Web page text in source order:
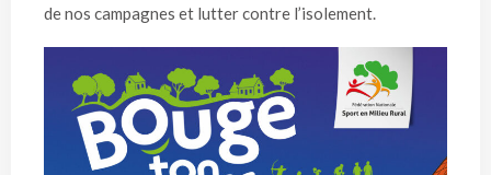
de nos campagnes et lutter contre l’isolement.